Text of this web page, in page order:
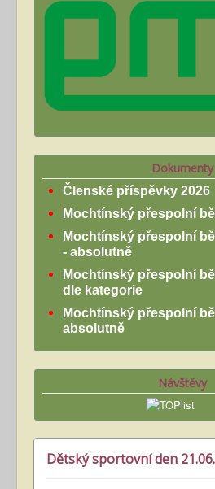
Dokumenty
Členské příspěvky 2026
Mochtínský přespolní
Mochtínský přespolní
- absolutně
Mochtínský přespolní
dle kategorie
Mochtínský přespolní
absolutně
Návštěvy
Dětský sportovní den